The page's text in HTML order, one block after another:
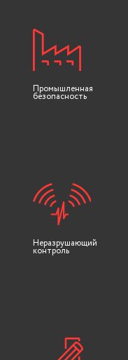
Промышленная
безопасность
Неразрушающий
контроль